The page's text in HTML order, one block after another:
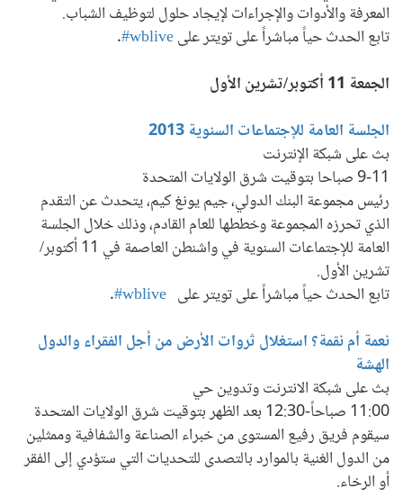
المعرفة والأدوات والإجراءات لإيجاد حلول لتوظيف الشباب.
تابع الحدث حياً مباشراً على تويتر علىwblive#
.
الجمعة 11 أكتوبر/تشرين الأول
الجلسة العامة للإجتماعات السنوية 2013
بث على شبكة الإنترنت
9-11 صباحا بتوقيت شرق الولايات المتحدة
رئيس مجموعة البنك الدولي، جيم يونغ كيم، يتحدث عن التقدم
الذي تحرزه المجموعة وخططها للعام القادم، وذلك خلال الجلسة
العامة للإجتماعات السنوية في واشنطن العاصمة في 11 أكتوبر/
تشرين الأول.
تابع الحدث حياً مباشراً على تويتر على wblive#
.
نعمة أم نقمة؟ استغلال ثروات الأرض من أجل الفقراء والدول
الهشة
بث على شبكة الانترنت وتدوين حي
11:00 صباحاً-12:30 بعد الظهر بتوقيت شرق الولايات المتحدة
سيقوم فريق رفيع المستوى من خبراء الصناعة والشفافية وممثلين
من الدول الغنية بالموارد بالتصدى للتحديات التي ستؤدي إلى الفقر
أو الرخاء.